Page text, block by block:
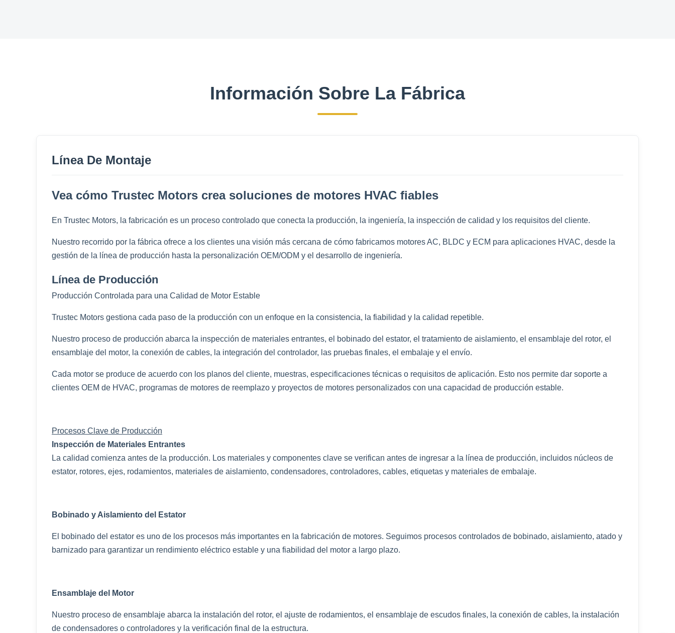
Información Sobre La Fábrica
Línea De Montaje
Vea cómo Trustec Motors crea soluciones de motores HVAC fiables
En Trustec Motors, la fabricación es un proceso controlado que conecta la producción, la ingeniería, la inspección de calidad y los requisitos del cliente.
Nuestro recorrido por la fábrica ofrece a los clientes una visión más cercana de cómo fabricamos motores AC, BLDC y ECM para aplicaciones HVAC, desde la
gestión de la línea de producción hasta la personalización OEM/ODM y el desarrollo de ingeniería.
Línea de Producción
Producción Controlada para una Calidad de Motor Estable
Trustec Motors gestiona cada paso de la producción con un enfoque en la consistencia, la fiabilidad y la calidad repetible.
Nuestro proceso de producción abarca la inspección de materiales entrantes, el bobinado del estator, el tratamiento de aislamiento, el ensamblaje del rotor, el
ensamblaje del motor, la conexión de cables, la integración del controlador, las pruebas finales, el embalaje y el envío.
Cada motor se produce de acuerdo con los planos del cliente, muestras, especificaciones técnicas o requisitos de aplicación. Esto nos permite dar soporte a
clientes OEM de HVAC, programas de motores de reemplazo y proyectos de motores personalizados con una capacidad de producción estable.
Procesos Clave de Producción
Inspección de Materiales Entrantes
La calidad comienza antes de la producción. Los materiales y componentes clave se verifican antes de ingresar a la línea de producción, incluidos núcleos de
estator, rotores, ejes, rodamientos, materiales de aislamiento, condensadores, controladores, cables, etiquetas y materiales de embalaje.
Bobinado y Aislamiento del Estator
El bobinado del estator es uno de los procesos más importantes en la fabricación de motores. Seguimos procesos controlados de bobinado, aislamiento, atado y
barnizado para garantizar un rendimiento eléctrico estable y una fiabilidad del motor a largo plazo.
Ensamblaje del Motor
Nuestro proceso de ensamblaje abarca la instalación del rotor, el ajuste de rodamientos, el ensamblaje de escudos finales, la conexión de cables, la instalación
de condensadores o controladores y la verificación final de la estructura.